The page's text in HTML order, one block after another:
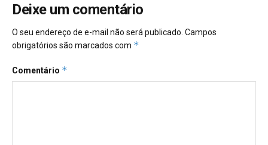
Deixe um comentário
O seu endereço de e-mail não será publicado. Campos
obrigatórios são marcados com *
Comentário *